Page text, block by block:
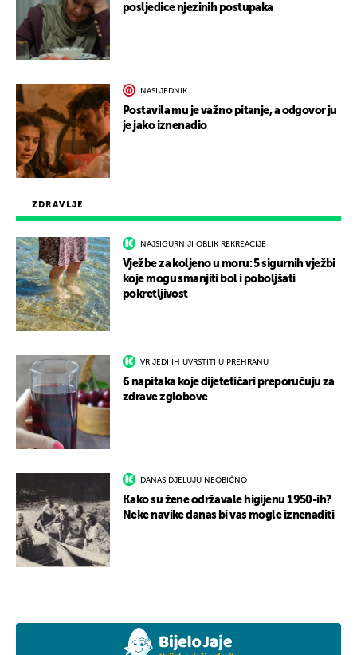
ZDRAVLJE
NAJSIGURNIJI OBLIK REKREACIJE
Vježbe za koljeno u moru: 5 sigurnih vježbi
koje mogu smanjiti bol i poboljšati
pokretljivost
VRIJEDI IH UVRSTITI U PREHRANU
6 napitaka koje dijetetičari preporučuju za
zdrave zglobove
DANAS DJELUJU NEOBIČNO
Kako su žene održavale higijenu 1950-ih?
Neke navike danas bi vas mogle iznenaditi
posljedice njezinih postupaka
NASLJEDNIK
Postavila mu je važno pitanje, a odgovor ju
je jako iznenadio